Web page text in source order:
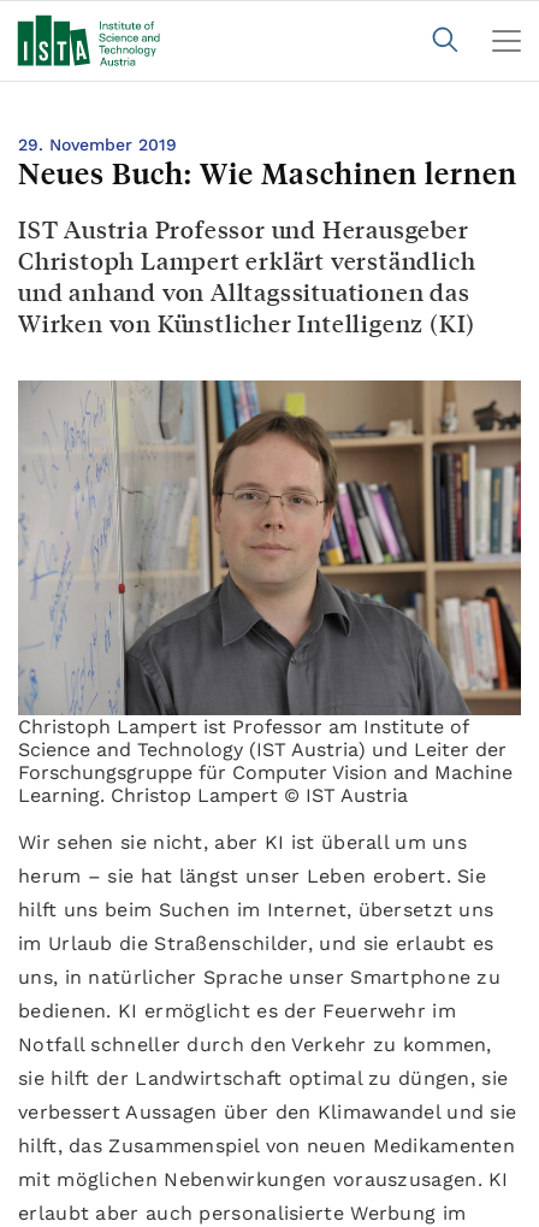
29. November 2019
Neues Buch: Wie Maschinen lernen
IST Austria Professor und Herausgeber
Christoph Lampert erklärt verständlich
und anhand von Alltagssituationen das
Wirken von Künstlicher Intelligenz (KI)
Christoph Lampert ist Professor am Institute of
Science and Technology (IST Austria) und Leiter der
Forschungsgruppe für Computer Vision and Machine
Learning. Christop Lampert © IST Austria
Wir sehen sie nicht, aber KI ist überall um uns
herum – sie hat längst unser Leben erobert. Sie
hilft uns beim Suchen im Internet, übersetzt uns
im Urlaub die Straßenschilder, und sie erlaubt es
uns, in natürlicher Sprache unser Smartphone zu
bedienen. KI ermöglicht es der Feuerwehr im
Notfall schneller durch den Verkehr zu kommen,
sie hilft der Landwirtschaft optimal zu düngen, sie
verbessert Aussagen über den Klimawandel und sie
hilft, das Zusammenspiel von neuen Medikamenten
mit möglichen Nebenwirkungen vorauszusagen. KI
erlaubt aber auch personalisierte Werbung im